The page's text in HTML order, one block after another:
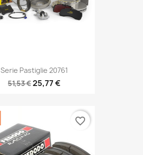
Serie Pastiglie 20761
51,53 €25,77 €
favorite_border